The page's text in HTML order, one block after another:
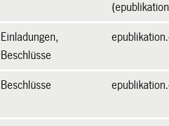
Einladungen,
Beschlüsse
Beschlüsse